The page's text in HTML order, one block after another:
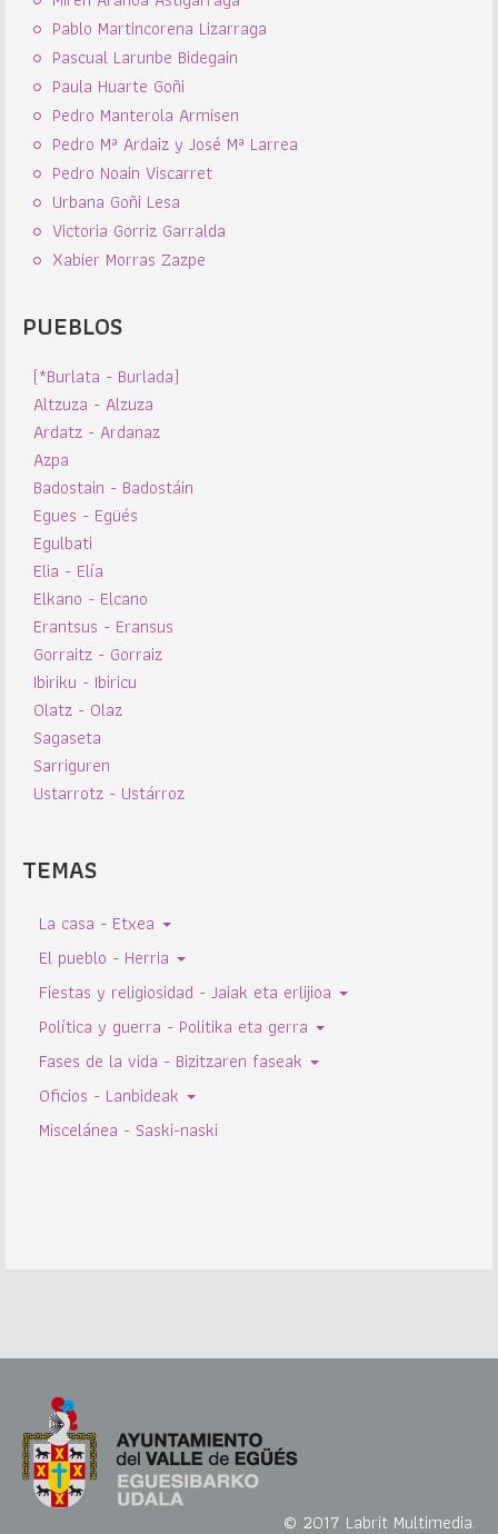
Pablo Martincorena Lizarraga
Pascual Larunbe Bidegain
Paula Huarte Goñi
Pedro Manterola Armisen
Pedro Mª Ardaiz y José Mª Larrea
Pedro Noain Viscarret
Urbana Goñi Lesa
Victoria Gorriz Garralda
Xabier Morras Zazpe
PUEBLOS
(*Burlata - Burlada)
Altzuza - Alzuza
Ardatz - Ardanaz
Azpa
Badostain - Badostáin
Egues - Egüés
Egulbati
Elia - Elía
Elkano - Elcano
Erantsus - Eransus
Gorraitz - Gorraiz
Ibiriku - Ibiricu
Olatz - Olaz
Sagaseta
Sarriguren
Ustarrotz - Ustárroz
TEMAS
La casa - Etxea
El pueblo - Herria
Fiestas y religiosidad - Jaiak eta erlijioa
Política y guerra - Politika eta gerra
Fases de la vida - Bizitzaren faseak
Oficios - Lanbideak
Miscelánea - Saski-naski
© 2017 Labrit Multimedia.